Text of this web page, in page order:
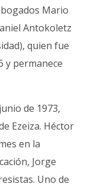
Mario
Antokoletz
quien fue
y permanece
de 1973,
Ezeiza. Héctor
en la
Jorge
Uno de